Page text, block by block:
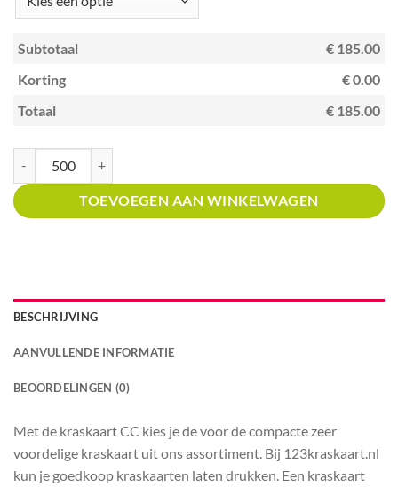
Subtotaal
€ 185.00
Korting
€ 0.00
Totaal
€ 185.00
TOEVOEGEN AAN WINKELWAGEN
BESCHRIJVING
AANVULLENDE INFORMATIE
BEOORDELINGEN (0)
Met de kraskaart CC kies je de voor de compacte zeer
voordelige kraskaart uit ons assortiment. Bij 123kraskaart.nl
kun je goedkoop kraskaarten laten drukken. Een kraskaart